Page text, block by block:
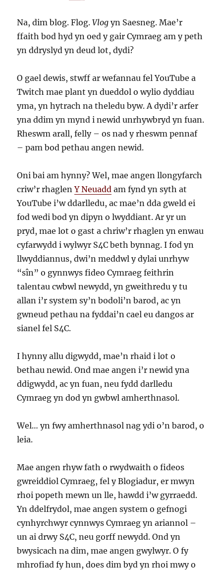
Na, dim blog. Flog.Vlog yn Saesneg. Mae’r
ffaith bod hyd yn oed y gair Cymraeg am y peth
yn ddryslyd yn deud lot, dydi?
O gael dewis, stwff ar wefannau fel YouTube a
Twitch mae plant yn dueddol o wylio dyddiau
yma, yn hytrach na theledu byw. A dydi’r arfer
yna ddim yn mynd i newid unrhywbryd yn fuan.
Rheswm arall, felly – os nad y rheswm pennaf
– pam bod pethau angen newid.
Oni bai am hynny? Wel, mae angen llongyfarch
criw’r rhaglenY Neuadd am fynd yn syth at
YouTube i’w ddarlledu, ac mae’n dda gweld ei
fod wedi bod yn dipyn o lwyddiant. Ar yr un
pryd, mae lot o gast a chriw’r rhaglen yn enwau
cyfarwydd i wylwyr S4C beth bynnag. I fod yn
llwyddiannus, dwi’n meddwl y dylai unrhyw
“sîn” o gynnwys fideo Cymraeg feithrin
talentau cwbwl newydd, yn gweithredu y tu
allan i’r system sy’n bodoli’n barod, ac yn
gwneud pethau na fyddai’n cael eu dangos ar
sianel fel S4C.
I hynny allu digwydd, mae’n rhaid i lot o
bethau newid. Ond mae angen i’r newid yna
ddigwydd, ac yn fuan, neu fydd darlledu
Cymraeg yn dod yn gwbwl amherthnasol.
Wel… yn fwy amherthnasol nag ydi o’n barod, o
leia.
Mae angen rhyw fath o rwydwaith o fideos
gwreiddiol Cymraeg, fel y Blogiadur, er mwyn
rhoi popeth mewn un lle, hawdd i’w gyrraedd.
Yn ddelfrydol, mae angen system o gefnogi
cynhyrchwyr cynnwys Cymraeg yn ariannol –
un ai drwy S4C, neu gorff newydd. Ond yn
bwysicach na dim, mae angen gwylwyr. O fy
mhrofiad fy hun, does dim byd yn rhoi mwy o